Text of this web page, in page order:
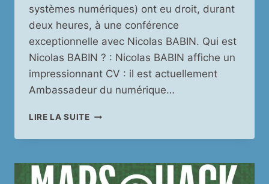
systèmes numériques) ont eu droit, durant
deux heures, à une conférence
exceptionnelle avec Nicolas BABIN. Qui est
Nicolas BABIN ? : Nicolas BABIN affiche un
impressionnant CV : il est actuellement
Ambassadeur du numérique…
LIRE LA SUITEM.
BABIN,
DU
NUMÉRIQUE